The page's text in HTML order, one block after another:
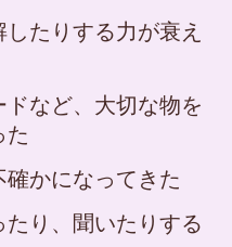
たりする力が衰え
など、大切な物を
た
かになってきた
り、聞いたりする